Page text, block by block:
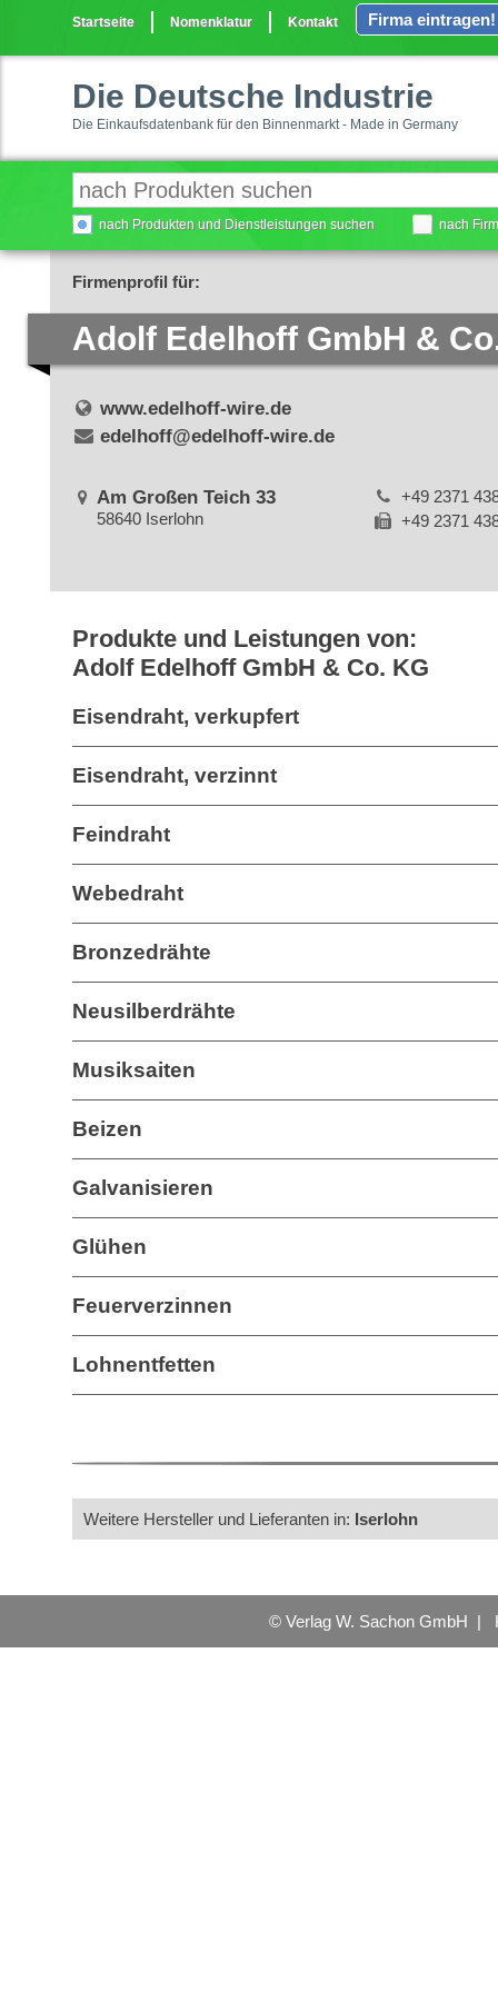
Startseite Nomenklatur Kontakt Firma eintragen!
Die Deutsche Industrie
Die Einkaufsdatenbank für den Binnenmarkt - Made in Germany
nach Produkten und Dienstleistungen suchen nach
Firmenprofil für:
Adolf Edelhoff GmbH &
www.edelhoff-wire.de
edelhoff@edelhoff-wire.de
Am Großen Teich 33
58640 Iserlohn
+49 2371
+49 2371
Produkte und Leistungen von:
Adolf Edelhoff GmbH & Co. KG
Eisendraht, verkupfert
Eisendraht, verzinnt
Feindraht
Webedraht
Bronzedrähte
Neusilberdrähte
Musiksaiten
Beizen
Galvanisieren
Glühen
Feuerverzinnen
Lohnentfetten
Weitere Hersteller und Lieferanten in: Iserlohn
© Verlag W. Sachon GmbH |